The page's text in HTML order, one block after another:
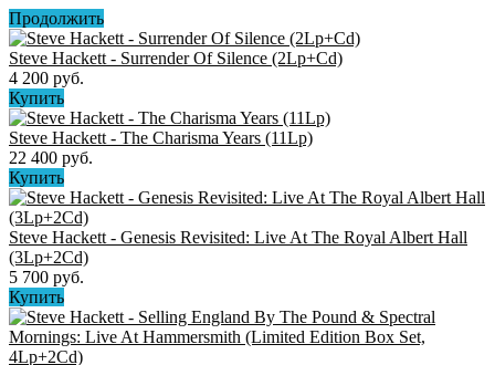
Продолжить
Steve Hackett - Surrender Of Silence (2Lp+Cd)
4 200 руб.
Купить
Steve Hackett - The Charisma Years (11Lp)
22 400 руб.
Купить
Steve Hackett - Genesis Revisited: Live At The Royal Albert Hall
(3Lp+2Cd)
5 700 руб.
Купить